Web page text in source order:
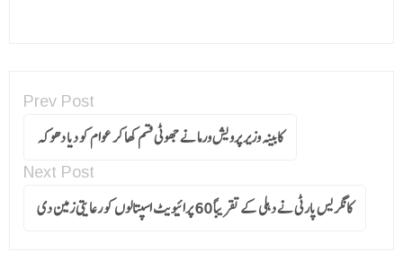
Prev Post
کابینہ وزیر پرویش ورما نے جھوٹی قسم کھا کر عوام کو دیا دھوکہ
Next Post
کانگریس پارٹی نے دہلی کے تقریباً 60 پرائیویٹ اسپتالوں کو رعایتی زمین دی